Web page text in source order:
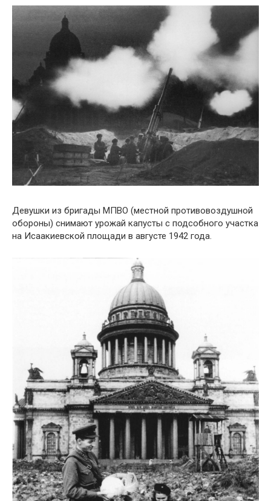
Девушки из бригады МПВО (местной противовоздушной
обороны) снимают урожай капусты с подсобного участка
на Исаакиевской площади в августе 1942 года.